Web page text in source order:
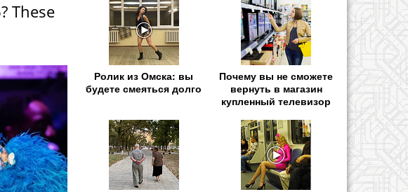
These
Ролик из Омска: вы
будете смеяться долго
Почему вы не сможете
вернуть в магазин
купленный телевизор